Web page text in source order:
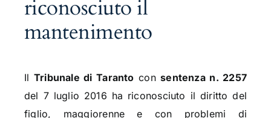
riconosciuto il
mantenimento
Il Tribunale di Taranto consentenza n. 2257
del 7 luglio 2016 ha riconosciuto il diritto del
figlio, maggiorenne e con problemi di